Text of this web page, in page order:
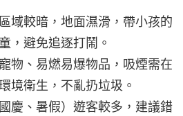
域較暗，地面濕滑，帶小孩的
，避免追逐打鬧。
物、易燃易爆物品，吸煙需在
境衛生，不亂扔垃圾。
慶、暑假）遊客較多，建議錯